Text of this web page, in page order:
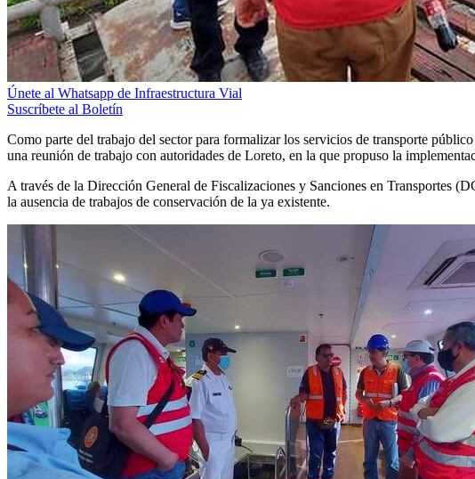
Únete al Whatsapp de Infraestructura Vial
Suscríbete al Boletín
Como parte del trabajo del sector para formalizar los servicios de transporte
una reunión de trabajo con autoridades de Loreto, en la que propuso la
A través de la Dirección General de Fiscalizaciones y Sanciones en Transportes
la ausencia de trabajos de conservación de la ya existente.